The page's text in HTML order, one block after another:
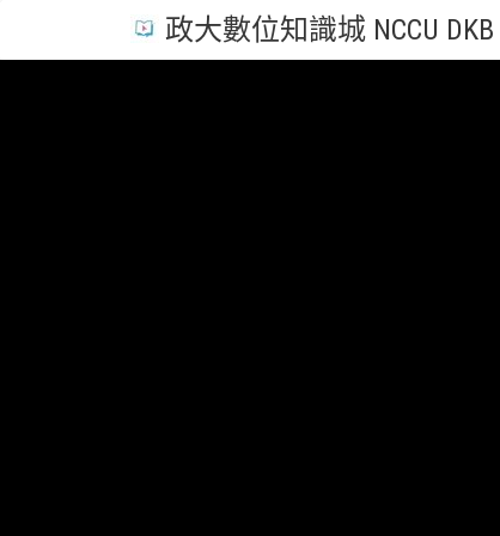
政大數位知識城 NCCU DKB